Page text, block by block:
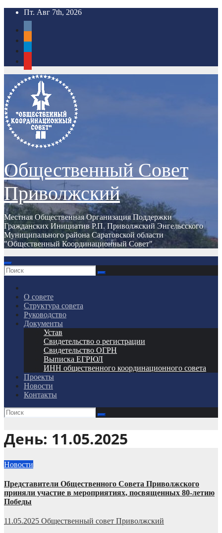
Перейти
содержимому
Пт. Авг 7th, 2026
Общественный Совет
Приволжский
Местная Общественная Организация Поддержки
Гражданских Инициатив Р.П. Приволжский Энгельсского
Муниципального района Саратовской области
"Общественный Координационный Совет"
О совете
Структура совета
Руководство
Документы
Устав
Свидетельство о регистрации
Свидетельство ОГРН
Выписка ЕГРЮЛ
ИНН общественного координационного совета
Проекты
Новости
Контакты
День: 11.05.2025
Новости
Представители Общественного Совета Приволжского
приняли участие в мероприятиях, посвященных 80-летию
Победы
11.05.2025 Общественный совет Приволжский